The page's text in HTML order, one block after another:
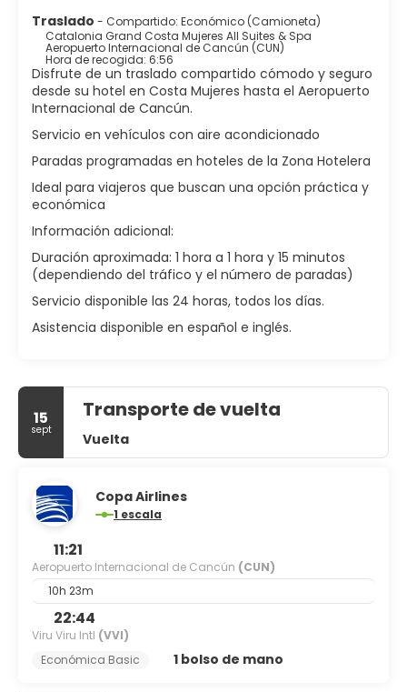
Traslado - Compartido: Económico (Camioneta)
Catalonia Grand Costa Mujeres All Suites & Spa
Aeropuerto Internacional de Cancún (CUN)
Hora de recogida: 6:56
Disfrute de un traslado compartido cómodo y seguro
desde su hotel en Costa Mujeres hasta el Aeropuerto
Internacional de Cancún.
Servicio en vehículos con aire acondicionado
Paradas programadas en hoteles de la Zona Hotelera
Ideal para viajeros que buscan una opción práctica y
económica
Información adicional:
Duración aproximada: 1 hora a 1 hora y 15 minutos
(dependiendo del tráfico y el número de paradas)
Servicio disponible las 24 horas, todos los días.
Asistencia disponible en español e inglés.
15
sept
Transporte de vuelta
Vuelta
Copa Airlines
1 escala
11:21
Aeropuerto Internacional de Cancún (CUN)
10h 23m
22:44
Viru Viru Intl (VVI)
Económica Basic
1 bolso de mano